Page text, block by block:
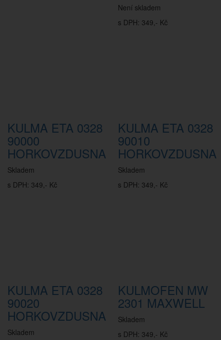
Není skladem
s DPH: 349,- Kč
KULMA ETA 0328
90000
HORKOVZDUSNA
Skladem
s DPH: 349,- Kč
KULMA ETA 0328
90010
HORKOVZDUSNA
Skladem
s DPH: 349,- Kč
KULMA ETA 0328
90020
HORKOVZDUSNA
Skladem
KULMOFEN MW
2301 MAXWELL
Skladem
s DPH: 349,- Kč